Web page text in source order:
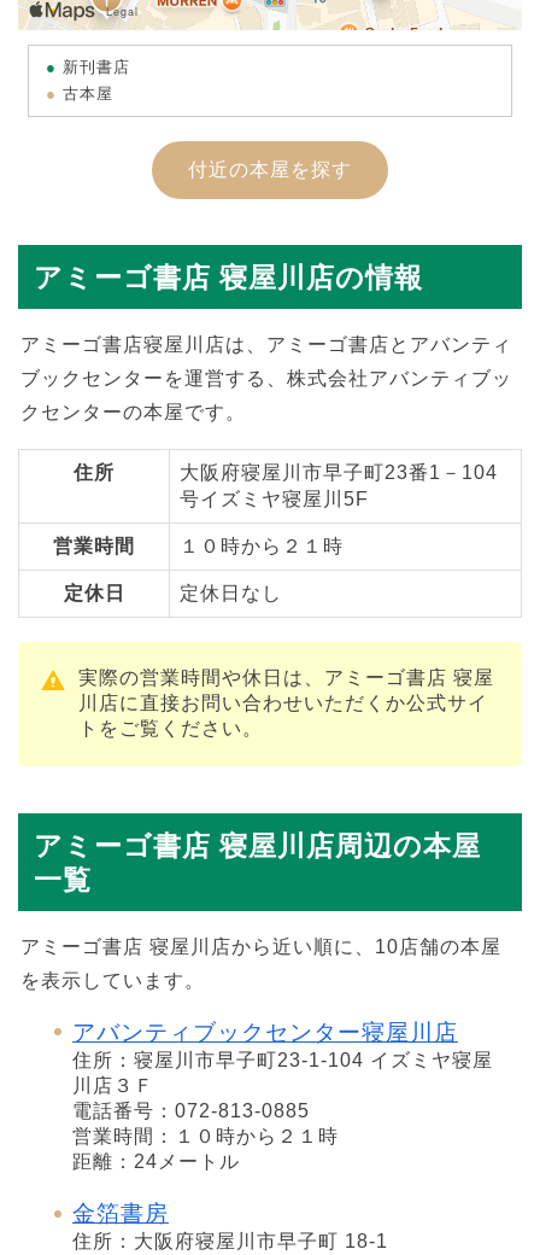
新刊書店
古本屋
付近の本屋を探す
アミーゴ書店 寝屋川店の情報
アミーゴ書店寝屋川店は、アミーゴ書店とアバンティ
ブックセンターを運営する、株式会社アバンティブッ
クセンターの本屋です。
住所
大阪府寝屋川市早子町23番1－104
号イズミヤ寝屋川5F
営業時間 １０時から２１時
定休日 定休日なし
実際の営業時間や休日は、アミーゴ書店 寝屋
川店に直接お問い合わせいただくか公式サイ
トをご覧ください。
アミーゴ書店 寝屋川店周辺の本屋
一覧
アミーゴ書店 寝屋川店から近い順に、10店舗の本屋
を表示しています。
アバンティブックセンター寝屋川店
住所：寝屋川市早子町23-1-104 イズミヤ寝屋
川店３Ｆ
電話番号：072-813-0885
営業時間：１０時から２１時
距離：24メートル
金箔書房
住所：大阪府寝屋川市早子町 18-1